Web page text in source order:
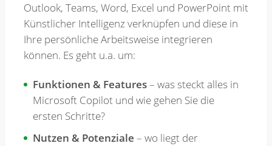
Outlook, Teams, Word, Excel und PowerPoint mit
Künstlicher Intelligenz verknüpfen und diese in
Ihre persönliche Arbeitsweise integrieren
können. Es geht u.a. um:
Funktionen & Features– was steckt alles in
Microsoft Copilot und wie gehen Sie die
ersten Schritte?
Nutzen & Potenziale – wo liegt der